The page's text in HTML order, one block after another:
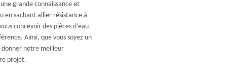
grande connaissance et
en sachant allier résistance à
concevoir des pièces d’eau
Ainsi, que vous soyez un
donner notre meilleur
projet.